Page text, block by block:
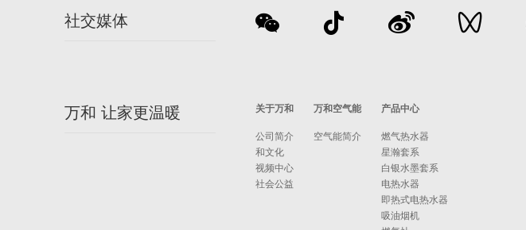
社交媒体
万和 让家更温暖 关于万和
公司简介
和文化
视频中心
社会公益
万和空气能
空气能简介
产品中心
燃气热水器
星瀚套系
白银水墨套系
电热水器
即热式电热水器
吸油烟机